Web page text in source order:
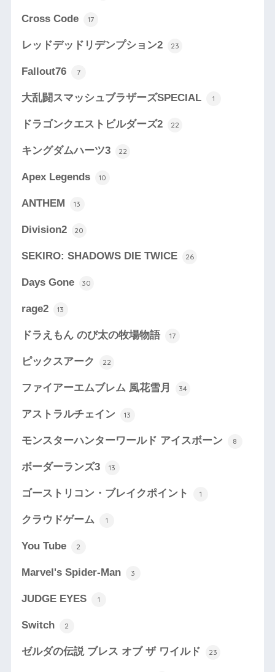
Cross Code 17
レッドデッドリデンプション2 23
Fallout76 7
大乱闘スマッシュブラザーズSPECIAL 1
ドラゴンクエストビルダーズ2 22
キングダムハーツ3 22
Apex Legends 10
ANTHEM 13
Division2 20
SEKIRO: SHADOWS DIE TWICE 26
Days Gone 30
rage2 13
ドラえもん のび太の牧場物語 17
ピックスアーク 22
ファイアーエムブレム 風花雪月 34
アストラルチェイン 13
モンスターハンターワールド アイスボーン 8
ボーダーランズ3 13
ゴーストリコン・ブレイクポイント 1
クラウドゲーム 1
You Tube 2
Marvel's Spider-Man 3
JUDGE EYES 1
Switch 2
ゼルダの伝説 ブレス オブ ザ ワイルド 23